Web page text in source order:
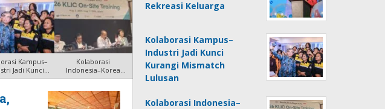
Kampus–
Jadi Kunci
Kurangi
Kolaborasi
Indonesia–Korea
Percepat Transform
Rekreasi Keluarga
Kolaborasi Kampus–
Industri Jadi Kunci
Kurangi Mismatch
Lulusan
Kolaborasi Indonesia–